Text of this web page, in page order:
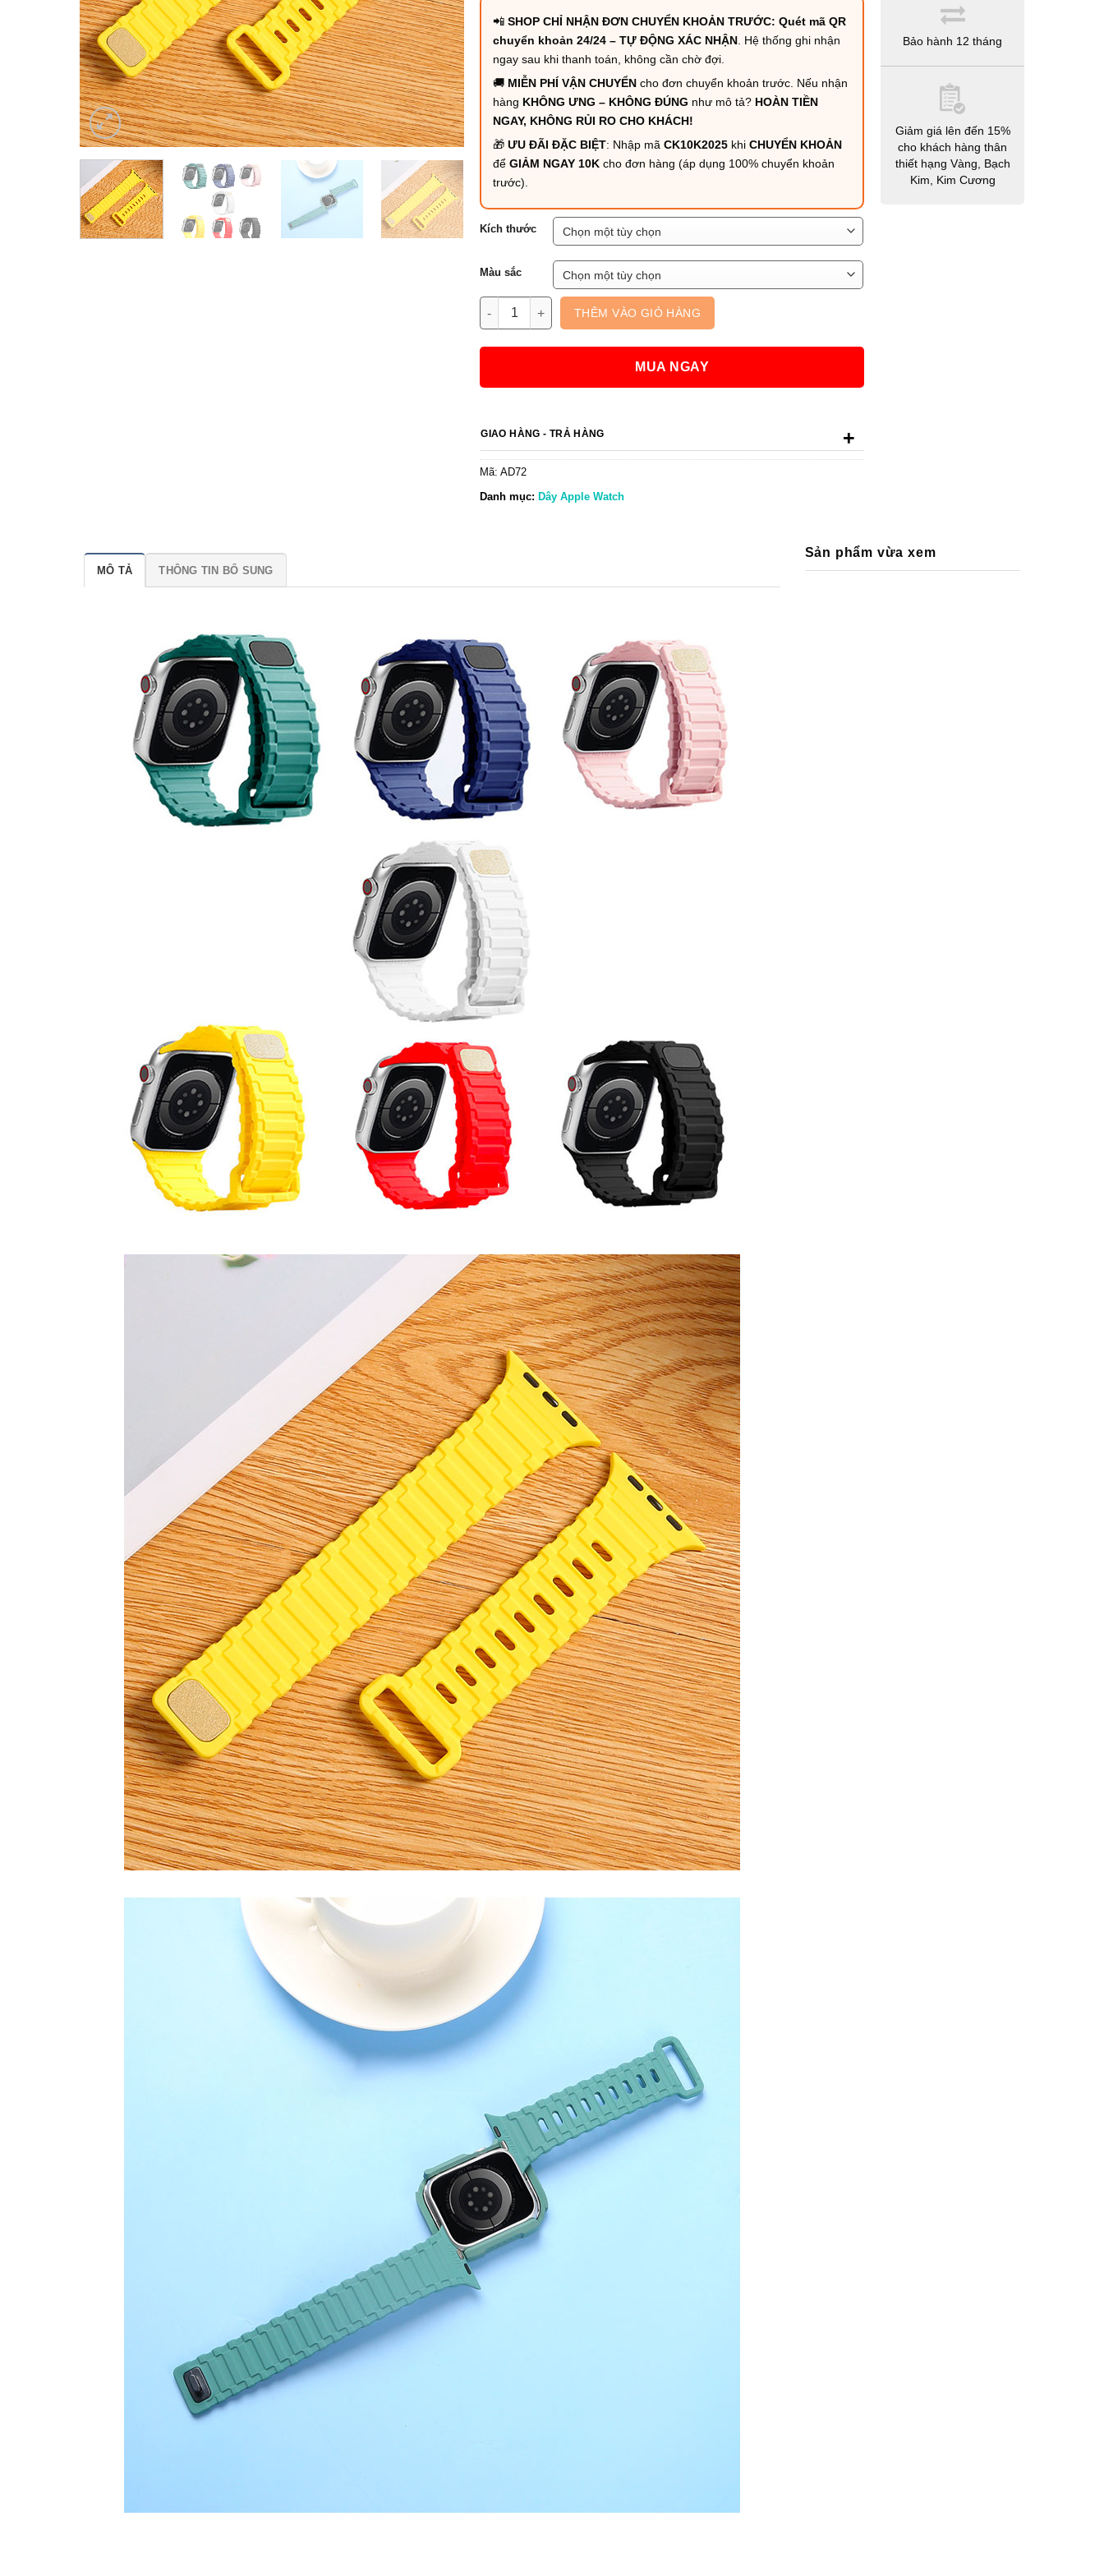
📲 SHOP CHỈ NHẬN ĐƠN CHUYỂN KHOẢN TRƯỚC: Quét mã QR
chuyển khoản 24/24 – TỰ ĐỘNG XÁC NHẬN. Hệ thống ghi nhận
ngay sau khi thanh toán, không cần chờ đợi.
🚚 MIỄN PHÍ VẬN CHUYỂNcho đơn chuyển khoản trước. Nếu nhận
hàng KHÔNG ƯNG – KHÔNG ĐÚNG như mô tả? HOÀN TIỀN
NGAY, KHÔNG RỦI RO CHO KHÁCH!
🎁 ƯU ĐÃI ĐẶC BIỆT: Nhập mã CK10K2025khi CHUYỂN KHOẢN
để GIẢM NGAY 10Kcho đơn hàng (áp dụng 100% chuyển khoản
trước).
Kích thước
Màu sắc
Dây silicone Unicorn cho Apple Watch số lượng
THÊM VÀO GIỎ HÀNG
MUA NGAY
GIAO HÀNG - TRẢ HÀNG +
Mã:AD72
Danh mục: Dây Apple Watch
Bảo hành 12 tháng
Giảm giá lên đến 15%
cho khách hàng thân
thiết hạng Vàng, Bạch
Kim, Kim Cương
MÔ TẢ THÔNG TIN BỔ SUNG
Sản phẩm vừa xem